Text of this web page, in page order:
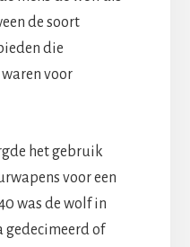
de soort
die
voor
het gebruik
voor een
was de wolf in
gedecimeerd of